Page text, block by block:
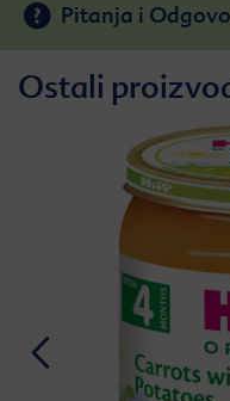
Pitanja i
Ostali